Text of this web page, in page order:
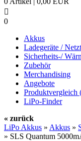

0
Akkus
Ladegeräte /
Sicherheits-/
Zubehör
Merchandising
Angebote
Produktvergleich
LiPo-Finder
« zurück
LiPo Akkus » Akkus »
» SLS Quantum